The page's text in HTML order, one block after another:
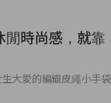
閒時尚感，就靠
大愛的編織皮繩小手袋